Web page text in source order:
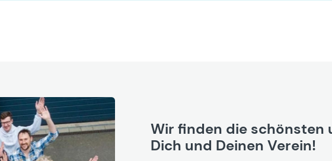
Wir finden die
Dich und Deinen Verein!